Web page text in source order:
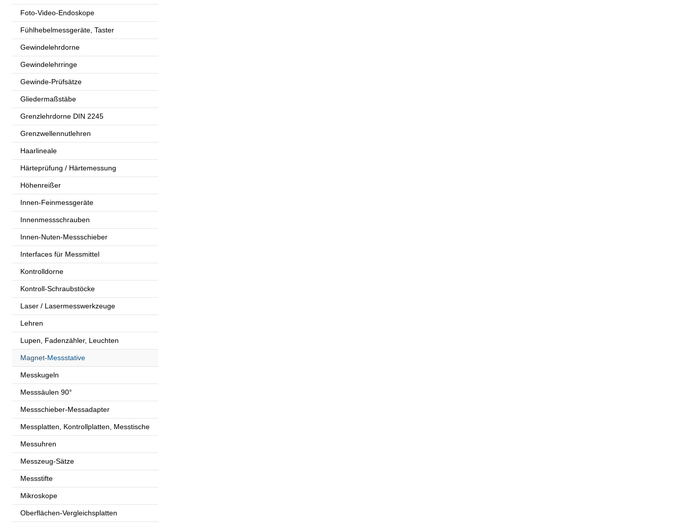
Foto-Video-Endoskope
Fühlhebelmessgeräte, Taster
Gewindelehrdorne
Gewindelehrringe
Gewinde-Prüfsätze
Gliedermaßstäbe
Grenzlehrdorne DIN 2245
Grenzwellennutlehren
Haarlineale
Härteprüfung / Härtemessung
Höhenreißer
Innen-Feinmessgeräte
Innenmessschrauben
Innen-Nuten-Messschieber
Interfaces für Messmittel
Kontrolldorne
Kontroll-Schraubstöcke
Laser / Lasermesswerkzeuge
Lehren
Lupen, Fadenzähler, Leuchten
Magnet-Messstative
Messkugeln
Messsäulen 90°
Messschieber-Messadapter
Messplatten, Kontrollplatten, Messtische
Messuhren
Messzeug-Sätze
Messstifte
Mikroskope
Oberflächen-Vergleichsplatten